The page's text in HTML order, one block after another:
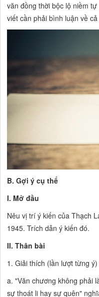
văn đồng thời bộc lộ niềm
viết cần phải bình luận về
B. Gợi ý cụ thể
I. Mở đầu
Nêu vị trí ý kiến của Thạch
1945. Trích dẫn ý kiến đó.
II. Thân bài
1. Giải thích (lần lượt từng ý)
a. "Văn chương không phải
sự thoát li hay sự quên"